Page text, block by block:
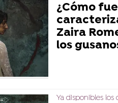
¿Cómo
Zaira
los
Ya disponibles los